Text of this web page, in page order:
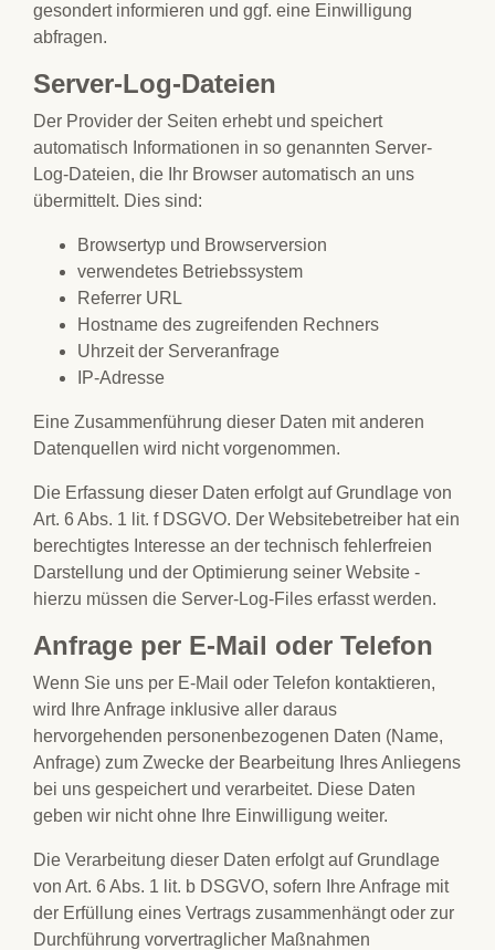
gesondert informieren und ggf. eine Einwilligung
abfragen.
Server-Log-Dateien
Der Provider der Seiten erhebt und speichert
automatisch Informationen in so genannten Server-
Log-Dateien, die Ihr Browser automatisch an uns
übermittelt. Dies sind:
Browsertyp und Browserversion
verwendetes Betriebssystem
Referrer URL
Hostname des zugreifenden Rechners
Uhrzeit der Serveranfrage
IP-Adresse
Eine Zusammenführung dieser Daten mit anderen
Datenquellen wird nicht vorgenommen.
Die Erfassung dieser Daten erfolgt auf Grundlage von
Art. 6 Abs. 1 lit. f DSGVO. Der Websitebetreiber hat ein
berechtigtes Interesse an der technisch fehlerfreien
Darstellung und der Optimierung seiner Website -
hierzu müssen die Server-Log-Files erfasst werden.
Anfrage per E-Mail oder Telefon
Wenn Sie uns per E-Mail oder Telefon kontaktieren,
wird Ihre Anfrage inklusive aller daraus
hervorgehenden personenbezogenen Daten (Name,
Anfrage) zum Zwecke der Bearbeitung Ihres Anliegens
bei uns gespeichert und verarbeitet. Diese Daten
geben wir nicht ohne Ihre Einwilligung weiter.
Die Verarbeitung dieser Daten erfolgt auf Grundlage
von Art. 6 Abs. 1 lit. b DSGVO, sofern Ihre Anfrage mit
der Erfüllung eines Vertrags zusammenhängt oder zur
Durchführung vorvertraglicher Maßnahmen